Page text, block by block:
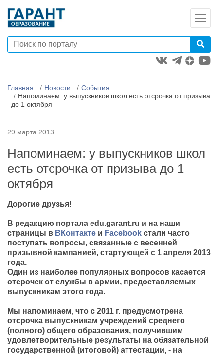
Главная Новости
События
Напоминаем: у выпускников школ есть отсрочка от призыва
до 1 октября
29 марта 2013
Напоминаем: у выпускников школ
есть отсрочка от призыва до 1
октября
Дорогие друзья!
В редакцию портала edu.garant.ru и на наши
страницы в ВКонтакте и Facebook стали часто
поступать вопросы, связанные с весенней
призывной кампанией, стартующей с 1 апреля 2013
года.
Один из наиболее популярных вопросов касается
отсрочек от службы в армии, предоставляемых
выпускникам этого года.
Мы напоминаем, что с 2011 г. предусмотрена
отсрочка выпускникам учреждений среднего
(полного) общего образования, получившим
удовлетворительные результаты на обязательной
государственной (итоговой) аттестации, - на